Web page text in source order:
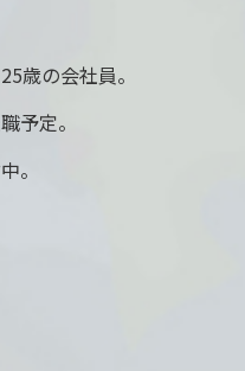
歳の会社員。
予定。
。